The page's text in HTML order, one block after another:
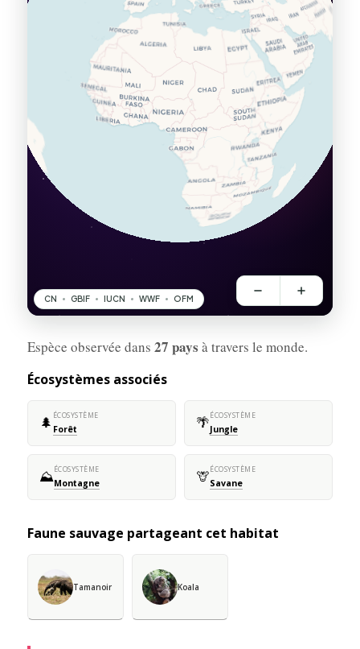
Espèce observée dans 27 pays à travers le monde.
Écosystèmes associés
🌲 ÉCOSYSTÈME
Forêt 🌴ÉCOSYSTÈME
Jungle
⛰️ÉCOSYSTÈME
Montagne 🦒ÉCOSYSTÈME
Savane
Faune sauvage partageant cet habitat
Tamanoir Koala